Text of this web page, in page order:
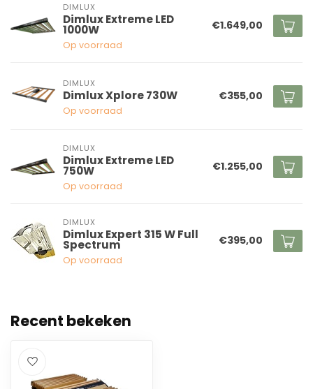
DIMLUX
Dimlux Extreme LED
1000W
Op voorraad
€1.649,00
DIMLUX
Dimlux Xplore 730W
Op voorraad
€355,00
DIMLUX
Dimlux Extreme LED
750W
Op voorraad
€1.255,00
DIMLUX
Dimlux Expert 315 W Full
Spectrum
Op voorraad
€395,00
Recent bekeken